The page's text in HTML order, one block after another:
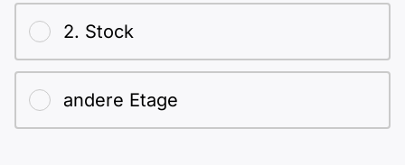
2. Stock
andere Etage